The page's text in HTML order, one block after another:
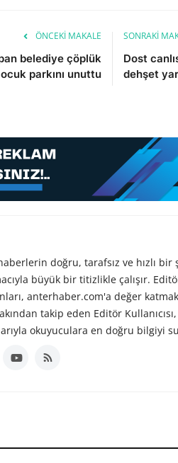
ÖNCEKI MAKALE
belediye çöplük
parkını unuttu
SONRAKI
Dost
dehşet
doğru, tarafsız ve hızlı bir
büyük bir titizlikle çalışır.
anterhaber.com'a değer
takip eden Editör
okuyuculara en doğru bilgiyi